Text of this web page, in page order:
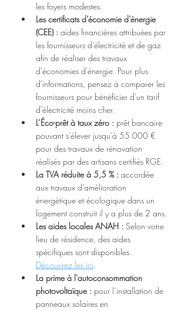
les foyers modestes.
Les certificats d’économie d’énergie
(CEE) : aides financières attribuées par
les fournisseurs d’électricité et de gaz
afin de réaliser des travaux
d'économies d'énergie. Pour plus
d'informations, pensez à comparer les
fournisseurs pour bénéficier d'un tarif
d'électricité moins cher.
L’Éco-prêt à taux zéro : prêt bancaire
pouvant s’élever jusqu’à 55 000 €
pour des travaux de rénovation
réalisés par des artisans certifiés RGE.
La TVA réduite à 5,5 % : accordée
aux travaux d’amélioration
énergétique et écologique dans un
logement construit il y a plus de 2 ans.
Les aides locales ANAH : Selon votre
lieu de résidence, des aides
spécifiques sont disponibles.
Découvrez les ici.
La prime à l'autoconsommation
photovoltaïque : pour l’installation de
panneaux solaires en